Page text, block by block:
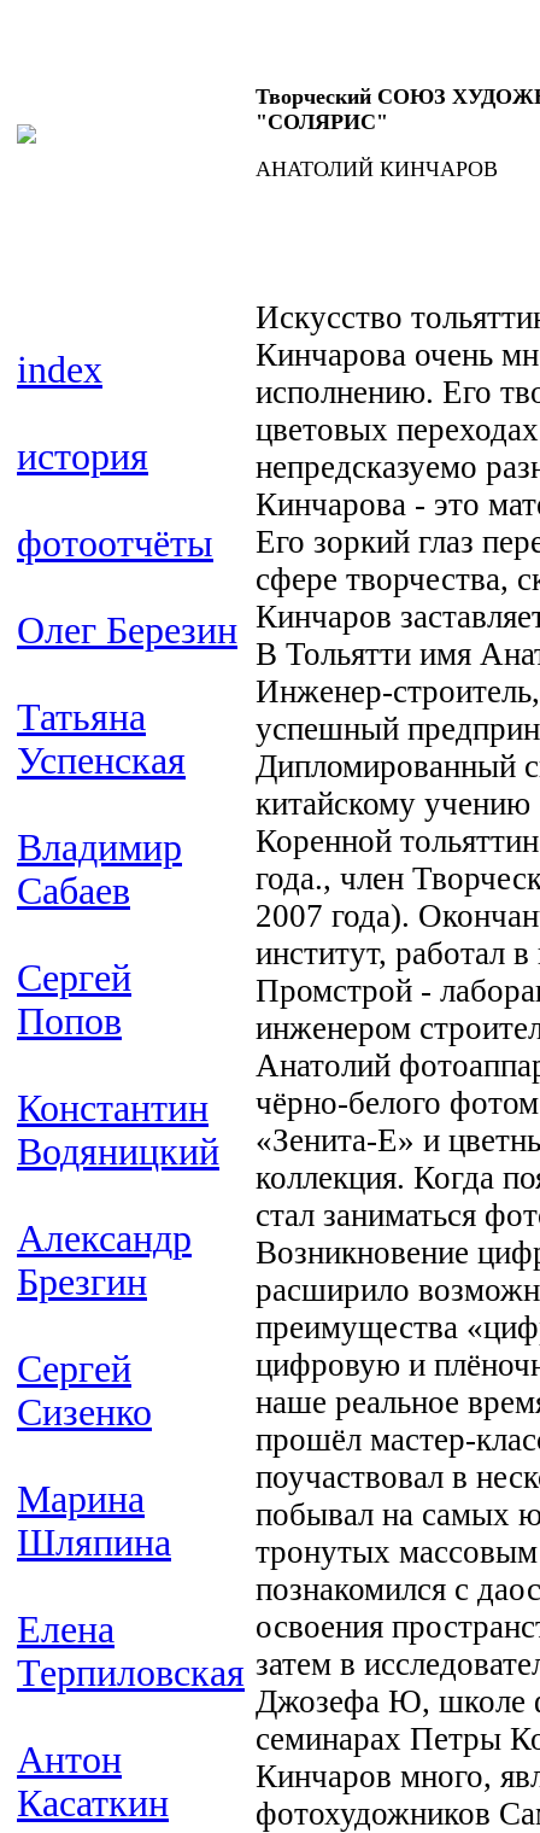
Творческий СОЮЗ
"СОЛЯРИС"
АНАТОЛИЙ КИНЧАРОВ
index
история
фотоотчёты
Олег Березин
Татьяна
Успенская
Владимир
Сабаев
Сергей
Попов
Константин
Водяницкий
Александр
Брезгин
Сергей
Сизенко
Марина
Шляпина
Елена
Терпиловская
Антон
Касаткин
Искусство
Кинчарова очень
исполнению. Его
цветовых
непредсказуемо
Кинчарова - это
Его зоркий глаз
сфере творчества,
Кинчаров
В Тольятти имя
Инженер-
успешный
Дипломированный
китайскому учению
Коренной
года., член
2007 года).
институт, работал
Промстрой -
инженером
Анатолий
чёрно-белого
«Зенита-Е» и
коллекция. Когда
стал заниматься
Возникновение
расширило
преимущества
цифровую и
наше реальное
прошёл мастер-
поучаствовал в
побывал на самых
тронутых
познакомился с
освоения
затем в
Джозефа Ю, школе
семинарах Петры
Кинчаров много,
фотохудожников